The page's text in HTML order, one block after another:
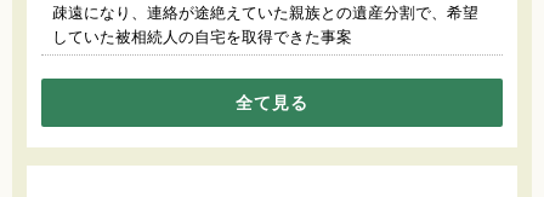
疎遠になり、連絡が途絶えていた親族との遺産分割で、希望
していた被相続人の自宅を取得できた事案
全て見る